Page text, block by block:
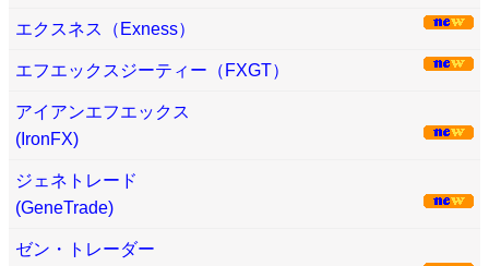
エクスネス（Exness）
エフエックスジーティー（FXGT）
アイアンエフエックス
(IronFX)
ジェネトレード
(GeneTrade)
ゼン・トレーダー